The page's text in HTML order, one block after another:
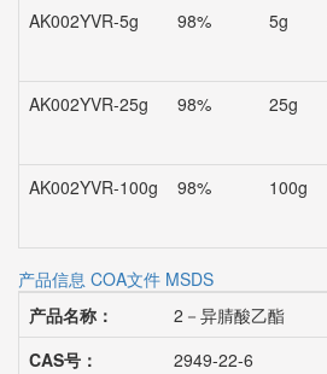
AK002YVR-5g 98% 5g
AK002YVR-25g 98% 25g
AK002YVR-100g 98% 100g
产品信息 COA文件 MSDS
产品名称：
2－异腈酸乙酯
CAS号：
2949-22-6